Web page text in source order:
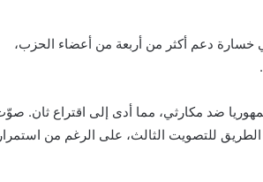
خسارة دعم أكثر من أربعة من أعضاء الحزب،
الأولى من التصويت في وقت سابق من اليوم الثلاثاء، صوت 19 جمهوريا ضد مكارثي، مما أدى إلى اقتراع ثان.
للتصويت الثالث، على الرغم من استمرار